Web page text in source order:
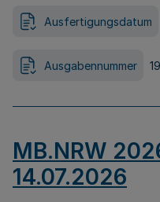
Ausfertigungsdatum
Ausgabennummer
MB.NRW
14.07.2026